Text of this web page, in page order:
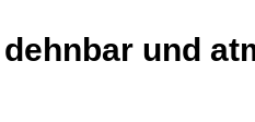
und